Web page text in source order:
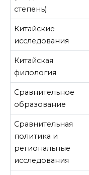
степень)
Китайские
исследования
Китайская
филология
Сравнительное
образование
Сравнительная
политика и
региональные
исследования